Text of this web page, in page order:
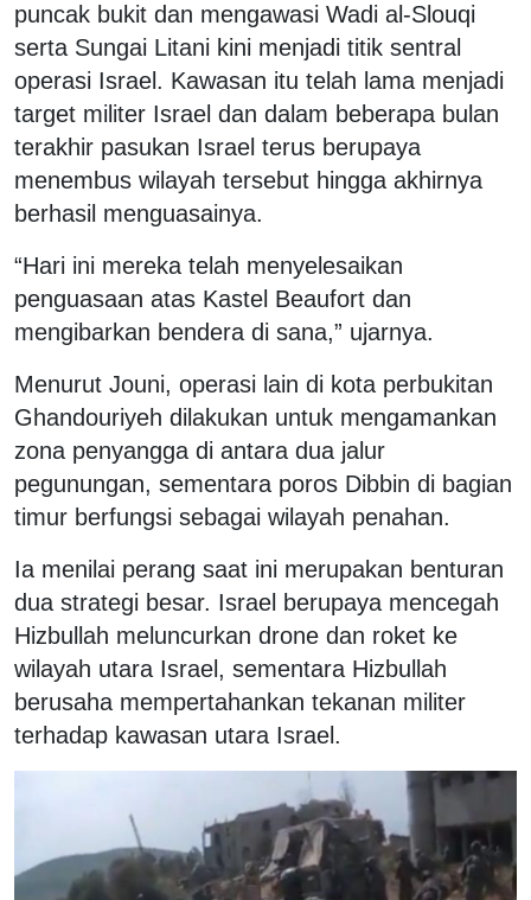
puncak bukit dan mengawasi Wadi al-Slouqi
serta Sungai Litani kini menjadi titik sentral
operasi Israel. Kawasan itu telah lama menjadi
target militer Israel dan dalam beberapa bulan
terakhir pasukan Israel terus berupaya
menembus wilayah tersebut hingga akhirnya
berhasil menguasainya.
“Hari ini mereka telah menyelesaikan
penguasaan atas Kastel Beaufort dan
mengibarkan bendera di sana,” ujarnya.
Menurut Jouni, operasi lain di kota perbukitan
Ghandouriyeh dilakukan untuk mengamankan
zona penyangga di antara dua jalur
pegunungan, sementara poros Dibbin di bagian
timur berfungsi sebagai wilayah penahan.
Ia menilai perang saat ini merupakan benturan
dua strategi besar. Israel berupaya mencegah
Hizbullah meluncurkan drone dan roket ke
wilayah utara Israel, sementara Hizbullah
berusaha mempertahankan tekanan militer
terhadap kawasan utara Israel.